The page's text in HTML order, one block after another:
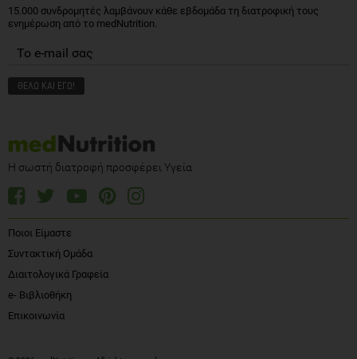
15.000 συνδρομητές λαμβάνουν κάθε εβδομάδα τη διατροφική τους
ενημέρωση από το medNutrition.
Η σωστή διατροφή προσφέρει Υγεία
Ποιοι Είμαστε
Συντακτική Ομάδα
Διαιτολογικά Γραφεία
e- Βιβλιοθήκη
Επικοινωνία